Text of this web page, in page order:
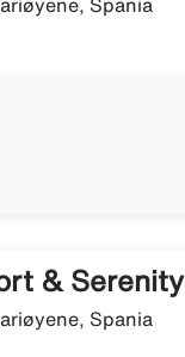
Spania
& Serenity
Spania